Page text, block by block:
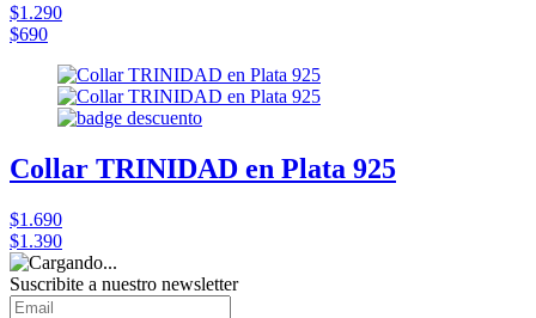
$1.290
$690
Collar TRINIDAD en Plata 925
$1.690
$1.390
Suscribite a nuestro newsletter